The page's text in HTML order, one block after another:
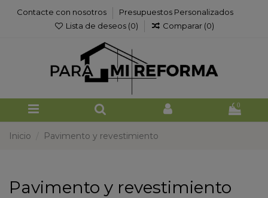
Contacte con nosotros
Presupuestos Personalizados
Lista de deseos (0) Comparar (0)
0
Inicio Pavimento y revestimiento
Pavimento y revestimiento